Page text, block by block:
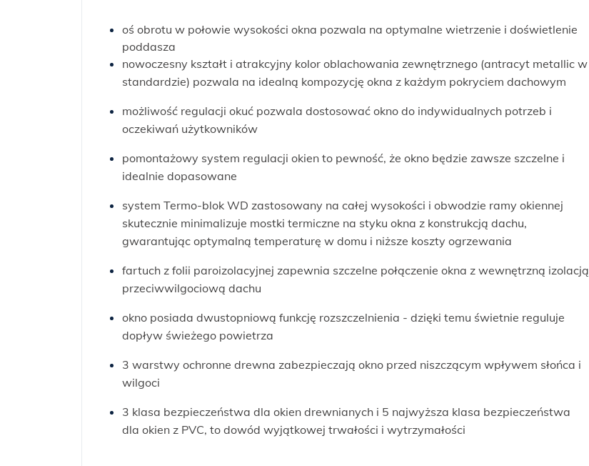
oś obrotu w połowie wysokości okna pozwala na optymalne wietrzenie i doświetlenie
poddasza
nowoczesny kształt i atrakcyjny kolor oblachowania zewnętrznego (antracyt metallic w
standardzie) pozwala na idealną kompozycję okna z każdym pokryciem dachowym
możliwość regulacji okuć pozwala dostosować okno do indywidualnych potrzeb i
oczekiwań użytkowników
pomontażowy system regulacji okien to pewność, że okno będzie zawsze szczelne i
idealnie dopasowane
system Termo-blok WD zastosowany na całej wysokości i obwodzie ramy okiennej
skutecznie minimalizuje mostki termiczne na styku okna z konstrukcją dachu,
gwarantując optymalną temperaturę w domu i niższe koszty ogrzewania
fartuch z folii paroizolacyjnej zapewnia szczelne połączenie okna z wewnętrzną izolacją
przeciwwilgociową dachu
okno posiada dwustopniową funkcję rozszczelnienia - dzięki temu świetnie reguluje
dopływ świeżego powietrza
3 warstwy ochronne drewna zabezpieczają okno przed niszczącym wpływem słońca i
wilgoci
3 klasa bezpieczeństwa dla okien drewnianych i 5 najwyższa klasa bezpieczeństwa
dla okien z PVC, to dowód wyjątkowej trwałości i wytrzymałości